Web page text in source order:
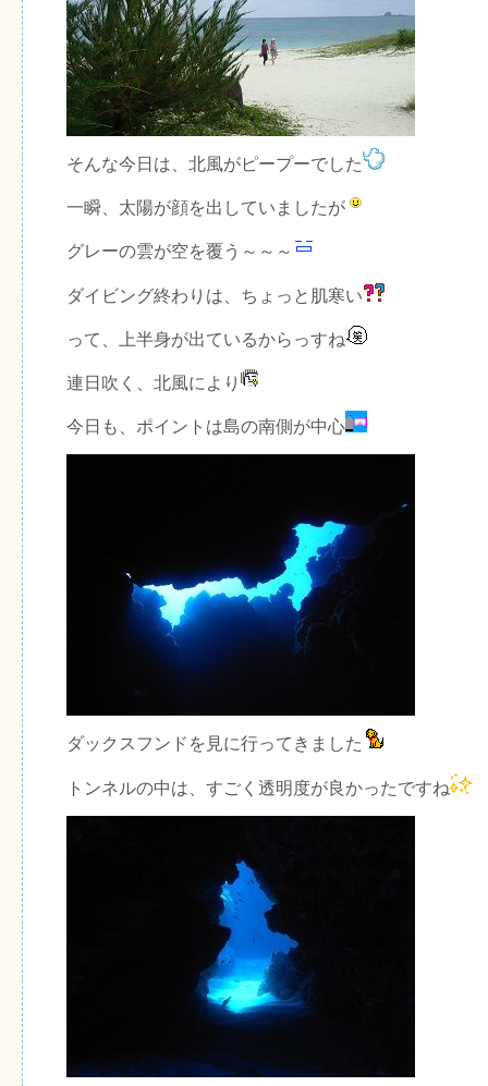
そんな今日は、北風がピープーでした
一瞬、太陽が顔を出していましたが
グレーの雲が空を覆う～～～
ダイビング終わりは、ちょっと肌寒い
って、上半身が出ているからっすね
連日吹く、北風により
今日も、ポイントは島の南側が中心
ダックスフンドを見に行ってきました
トンネルの中は、すごく透明度が良かったですね